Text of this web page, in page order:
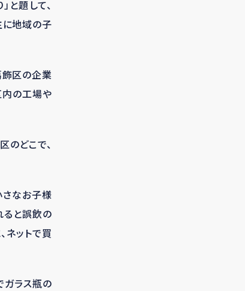
と題して、
に地域の子
飾区の企業
内の工場や
のどこで、
さなお子様
ると誤飲の
ネットで買
ガラス瓶の